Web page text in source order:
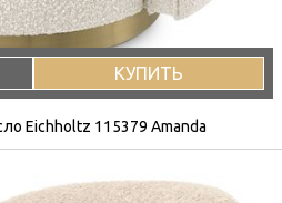
КУПИТЬ
Eichholtz 115379 Amanda